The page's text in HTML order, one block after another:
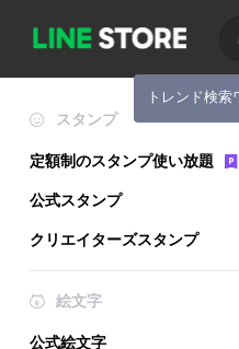
トレンド検
スタンプ
定額制のスタンプ使い放題
公式スタンプ
クリエイターズスタンプ
絵文字
公式絵文字